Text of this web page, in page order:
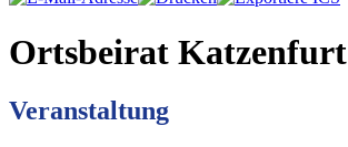
Ortsbeirat Katzenfurt
Veranstaltung